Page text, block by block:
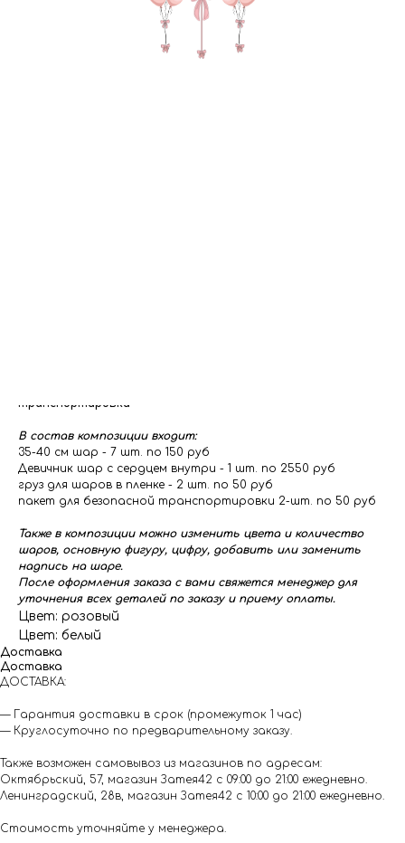
транспортировки
В состав композиции входит:
35-40 см шар - 7 шт. по 150 руб
Девичник шар с сердцем внутри - 1 шт. по 2550 руб
груз для шаров в пленке - 2 шт. по 50 руб
пакет для безопасной транспортировки 2-шт. по 50 руб
Также в композиции можно изменить цвета и количество
шаров, основную фигуру, цифру, добавить или заменить
надпись на шаре.
После оформления заказа с вами свяжется менеджер для
уточнения всех деталей по заказу и приему оплаты.
Цвет: розовый
Цвет: белый
Доставка
Доставка
ДОСТАВКА:
— Гарантия доставки в срок (промежуток 1 час)
— Круглосуточно по предварительному заказу.
Также возможен самовывоз из магазинов по адресам:
Октябрьский, 57, магазин Затея42 с 09:00 до 21:00 ежедневно.
Ленинградский, 28в, магазин Затея42 с 10:00 до 21:00 ежедневно.
Стоимость уточняйте у менеджера.